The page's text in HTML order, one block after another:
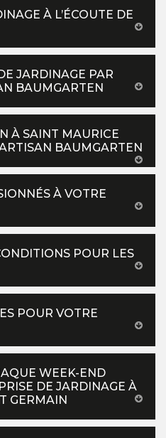
À L’ÉCOUTE DE
JARDINAGE PAR
BAUMGARTEN
À SAINT MAURICE
BAUMGARTEN
À VOTRE
POUR LES
POUR VOTRE
WEEK-END
DE JARDINAGE À
GERMAIN